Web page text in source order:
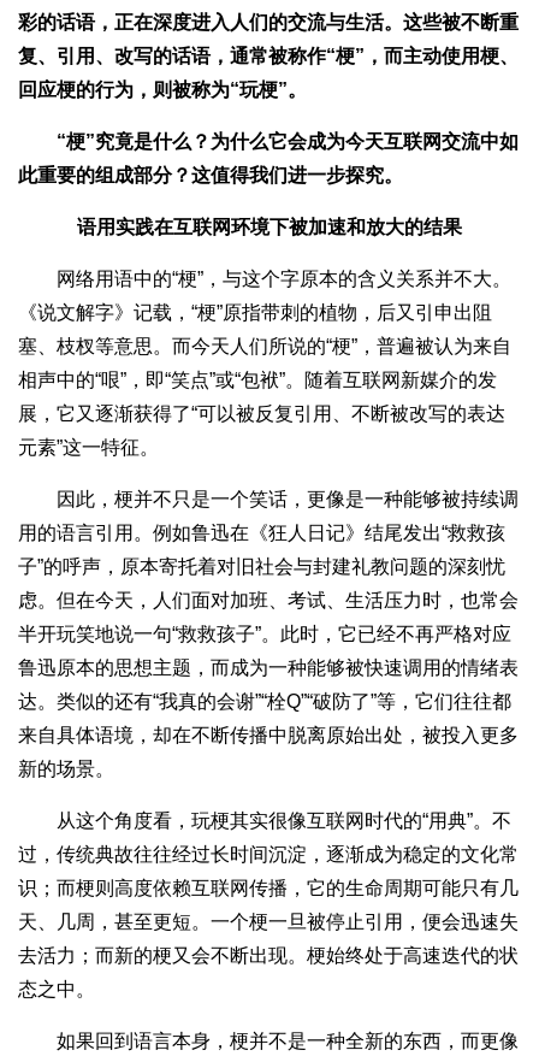
彩的话语，正在深度进入人们的交流与生活。这些被不断重
复、引用、改写的话语，通常被称作“梗”，而主动使用梗、
回应梗的行为，则被称为“玩梗”。
“梗”究竟是什么？为什么它会成为今天互联网交流中如
此重要的组成部分？这值得我们进一步探究。
语用实践在互联网环境下被加速和放大的结果
网络用语中的“梗”，与这个字原本的含义关系并不大。
《说文解字》记载，“梗”原指带刺的植物，后又引申出阻
塞、枝杈等意思。而今天人们所说的“梗”，普遍被认为来自
相声中的“哏”，即“笑点”或“包袱”。随着互联网新媒介的发
展，它又逐渐获得了“可以被反复引用、不断被改写的表达
元素”这一特征。
因此，梗并不只是一个笑话，更像是一种能够被持续调
用的语言引用。例如鲁迅在《狂人日记》结尾发出“救救孩
子”的呼声，原本寄托着对旧社会与封建礼教问题的深刻忧
虑。但在今天，人们面对加班、考试、生活压力时，也常会
半开玩笑地说一句“救救孩子”。此时，它已经不再严格对应
鲁迅原本的思想主题，而成为一种能够被快速调用的情绪表
达。类似的还有“我真的会谢”“栓Q”“破防了”等，它们往往都
来自具体语境，却在不断传播中脱离原始出处，被投入更多
新的场景。
从这个角度看，玩梗其实很像互联网时代的“用典”。不
过，传统典故往往经过长时间沉淀，逐渐成为稳定的文化常
识；而梗则高度依赖互联网传播，它的生命周期可能只有几
天、几周，甚至更短。一个梗一旦被停止引用，便会迅速失
去活力；而新的梗又会不断出现。梗始终处于高速迭代的状
态之中。
如果回到语言本身，梗并不是一种全新的东西，而更像